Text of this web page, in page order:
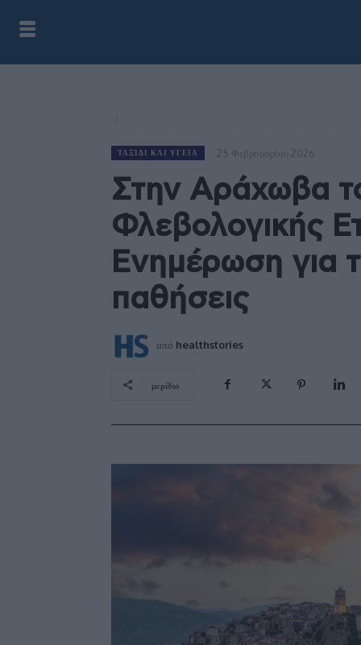
ΤΑΞΊΔΙ ΚΑΙ ΥΓΕΊΑ 25 Φεβρουαρίου 2026
Στην Αράχωβα
Φλεβολογικής
Ενημέρωση για
παθήσεις
από healthstories
μερίδιο